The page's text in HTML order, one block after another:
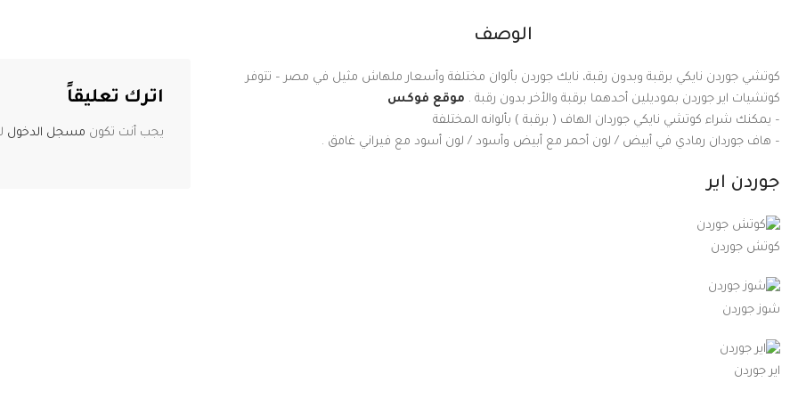
الوصف
كوتشي جوردن نايكي برقبة وبدون رقبة، نايك جوردن بألوان مختلفة وأسعار ملهاش مثيل في مصر – تتوفر
كوتشيات اير جوردن بموديلين أحدهما برقبة والأخر بدون رقبة . موقع فوكس
– يمكنك شراء كوتشي نايكي جوردان الهاف ( برقبة ) بألوانه المختلفة
– هاف جوردان رمادي في أبيض / لون أحمر مع أبيض وأسود / لون أسود مع فيراني غامق .
جوردن اير
كوتش جوردن
شوز جوردن
اير جوردن
اترك تعليقاً
يجب أنت تكون مسجل الدخول